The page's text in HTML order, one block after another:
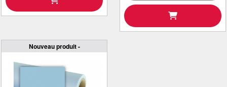
Nouveau produit -